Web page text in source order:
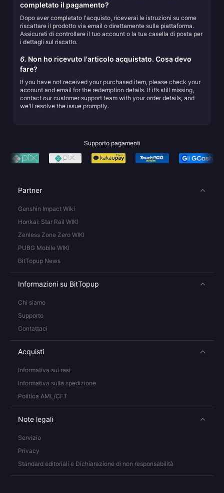
completato il pagamento?
Dopo aver completato l'acquisto, riceverai le istruzioni su come
riscattare il prodotto via email o direttamente sulla piattaforma.
Assicurati di controllare il tuo account o la tua casella di posta per
i dettagli sul riscatto.
6. Non ho ricevuto l'articolo acquistato. Cosa devo
fare?
If you have not received your purchased item, please check your
account and email for the redemption details. If it’s still missing,
contact our customer support team with your order details, and
we'll resolve the issue promptly.
Supporto pagamenti
Partner
Genshin Impact Wiki
Honkai: Star Rail WIKI
Zenless Zone Zero WIKI
PUBG Mobile WIKI
BitTopup News
Informazioni su BitTopup
Chi siamo
Supporto
Contattaci
Acquisti
Informativa sui resi
Informativa sulla spedizione
Politica AML/CFT
Note legali
Servizio
Privacy
Standard editoriali e Dichiarazione di non responsabilità